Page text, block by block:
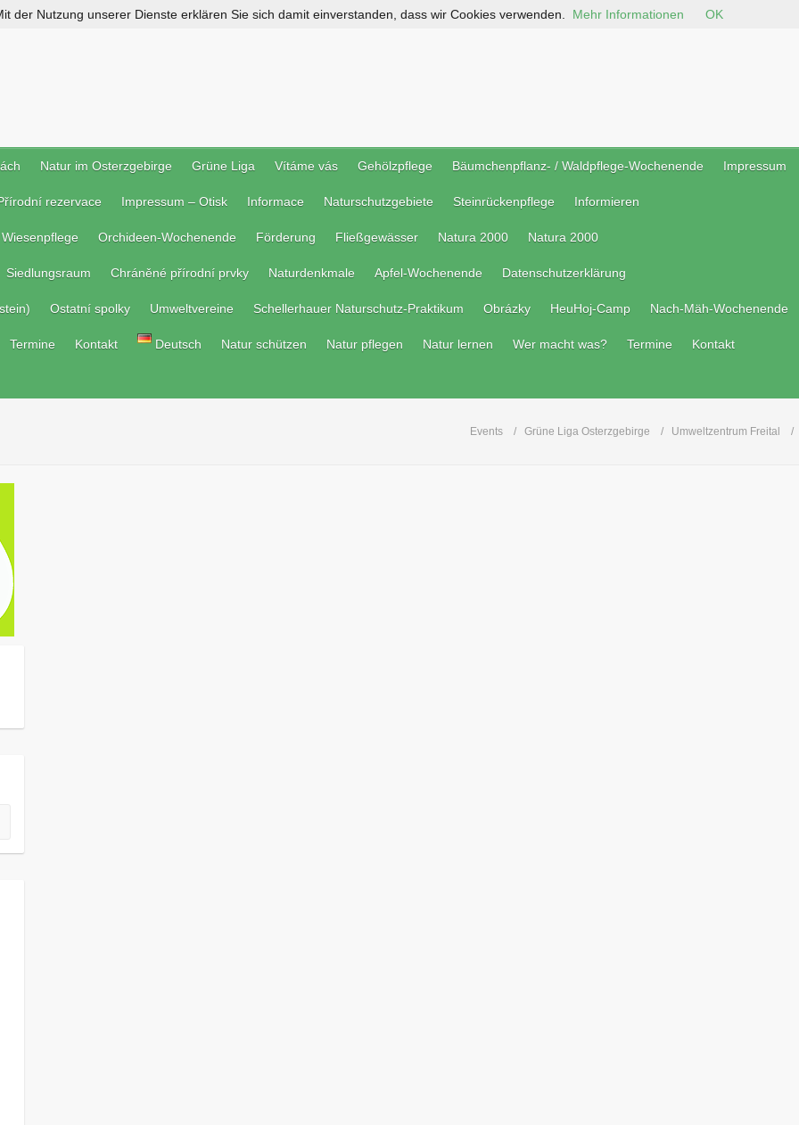
Natur im Osterzgebirge Grüne Liga Vítáme vás Gehölzpflege Bäumchenpflanz- / Waldpflege-Wochenende Impressum
rezervace Impressum – Otisk Informace Naturschutzgebiete Steinrückenpflege Informieren
Wiesenpflege Orchideen-Wochenende Förderung Fließgewässer Natura 2000 Natura 2000
Siedlungsraum Chráněné přírodní prvky Naturdenkmale Apfel-Wochenende Datenschutzerklärung
Ostatní spolky Umweltvereine Schellerhauer Naturschutz-Praktikum Obrázky HeuHoj-Camp Nach-Mäh-Wochenende
Termine Kontakt Deutsch Natur schützen Natur pflegen Natur lernen Wer macht was? Termine Kontakt
Events Grüne Liga Osterzgebirge Umweltzentrum Freital
der Nutzung unserer Dienste erklären Sie sich damit einverstanden, dass wir Cookies verwenden. Mehr Informationen OK